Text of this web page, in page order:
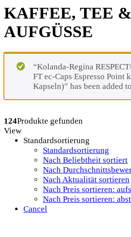
KAFFEE, TEE &
AUFGÜSSE
“Kolanda-Regina
FT ec-Caps Espresso Point
Kapseln)” has been added
124Produkte gefunden
View
Standardsortierung
Standardsortierung
Nach Beliebtheit sortiert
Nach
Nach Aktualität sortieren
Nach Preis sortieren:
Nach Preis sortieren:
Cancel